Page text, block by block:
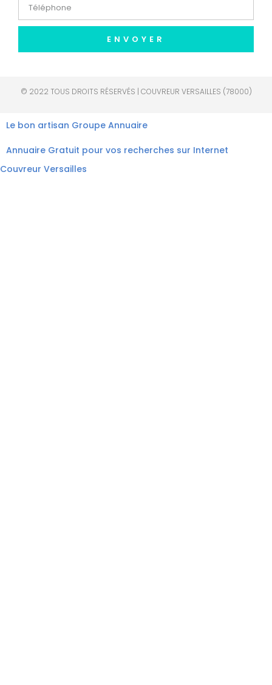
ENVOYER
© 2022 TOUS DROITS RÉSERVÉS | COUVREUR VERSAILLES (78000)
Le bon artisan Groupe Annuaire
Annuaire Gratuit pour vos recherches sur Internet
Couvreur Versailles